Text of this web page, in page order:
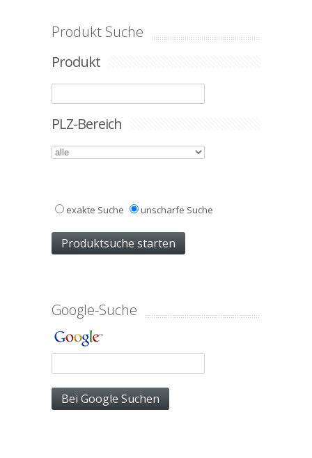
Produkt Suche
Produkt
PLZ-Bereich
exakte Suche unscharfe Suche
Google-Suche